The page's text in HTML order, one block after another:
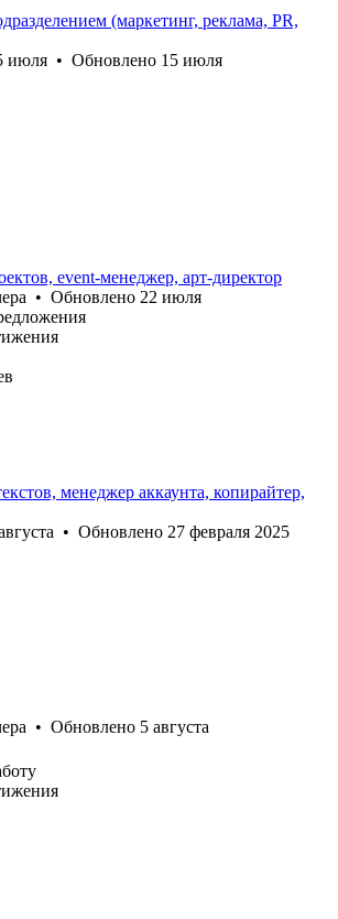
(маркетинг, реклама, PR,
июля • Обновлено 15 июля
event-менеджер, арт-директор
• Обновлено 22 июля
менеджер аккаунта, копирайтер,
• Обновлено 27 февраля 2025
• Обновлено 5 августа